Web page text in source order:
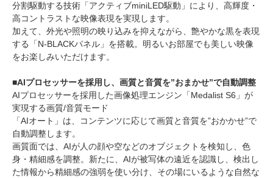
分割駆動する技術「アクティブminiLED駆動」により、高輝度・
高コントラストな映像表現を実現します。
加えて、外光や照明の映り込みを抑えながら、艶やかな黒を表現
する「N-BLACKパネル」を搭載。明るいお部屋でも美しい映像
をお楽しみいただけます。
■AIプロセッサーを採用し、画質と音質を”おまかせ”で自動調整
AIプロセッサーを採用した画像処理エンジン「Medalist S6」が
実現する画質/音質モード
「AIオート」は、コンテンツに応じて画質と音質を”おかかせ”で
自動調整します。
画質面では、AIが人の顔や空などのオブジェクトを検知し、色
身・精細感を調整。新たに、AIが被写体の遠近を認識し、検出し
た情報から精細感の強弱を使い分け、その場にいるような自然な